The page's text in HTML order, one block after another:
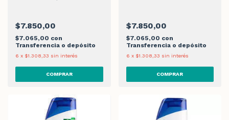
$7.850,00
$7.065,00 con
Transferencia o depósito
6 x $1.308,33 sin interés
$7.850,00
$7.065,00 con
Transferencia o depósito
6 x $1.308,33 sin interés